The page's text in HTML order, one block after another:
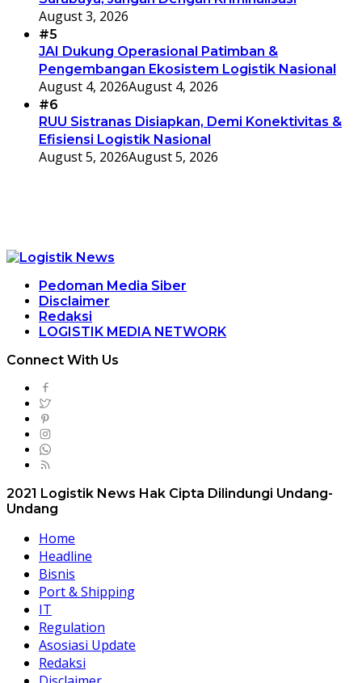
August 3, 2026
#5
JAI Dukung Operasional Patimban &
Pengembangan Ekosistem Logistik Nasional
August 4, 2026August 4, 2026
#6
RUU Sistranas Disiapkan, Demi Konektivitas &
Efisiensi Logistik Nasional
August 5, 2026August 5, 2026
Pedoman Media Siber
Disclaimer
Redaksi
LOGISTIK MEDIA NETWORK
Connect With Us
2021 Logistik News Hak Cipta Dilindungi Undang-
Undang
Home
Headline
Bisnis
Port & Shipping
IT
Regulation
Asosiasi Update
Redaksi